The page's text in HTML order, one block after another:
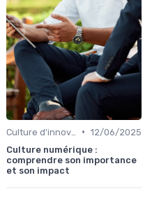
• 12/06/2025
Culture numérique :
comprendre son importance
et son impact